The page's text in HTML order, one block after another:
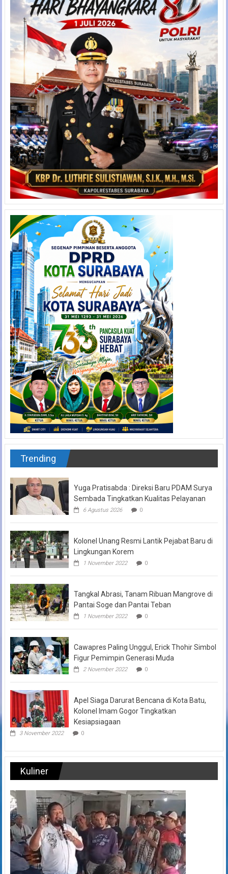
Trending
Yuga Pratisabda : Direksi Baru PDAM Surya
Sembada Tingkatkan Kualitas Pelayanan
6 Agustus 2026 0
Kolonel Unang Resmi Lantik Pejabat Baru di
Lingkungan Korem
1 November 2022 0
Tangkal Abrasi, Tanam Ribuan Mangrove di
Pantai Soge dan Pantai Teban
1 November 2022 0
Cawapres Paling Unggul, Erick Thohir Simbol
Figur Pemimpin Generasi Muda
2 November 2022 0
Apel Siaga Darurat Bencana di Kota Batu,
Kolonel Imam Gogor Tingkatkan
Kesiapsiagaan
3 November 2022 0
Kuliner